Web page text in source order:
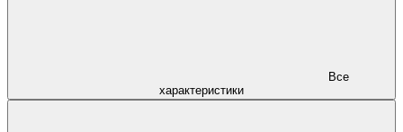
характеристики